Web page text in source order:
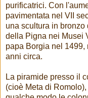
purificatrici. Con
pavimentata nel VII
una scultura in
della Pigna nei Musei
papa Borgia nel
anni circa.
La piramide presso il
(cioè Meta di